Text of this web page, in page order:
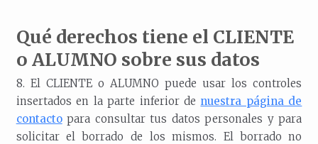
Qué derechos tiene el CLIENTE
o ALUMNO sobre sus datos
8. El CLIENTE o ALUMNO puede usar los controles
insertados en la parte inferior de nuestra página de
contactopara consultar tus datos personales y para
solicitar el borrado de los mismos. El borrado no